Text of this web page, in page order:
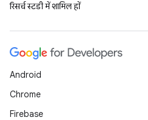
रिसर्च स्टडी में शामिल हों
Android
Chrome
Firebase